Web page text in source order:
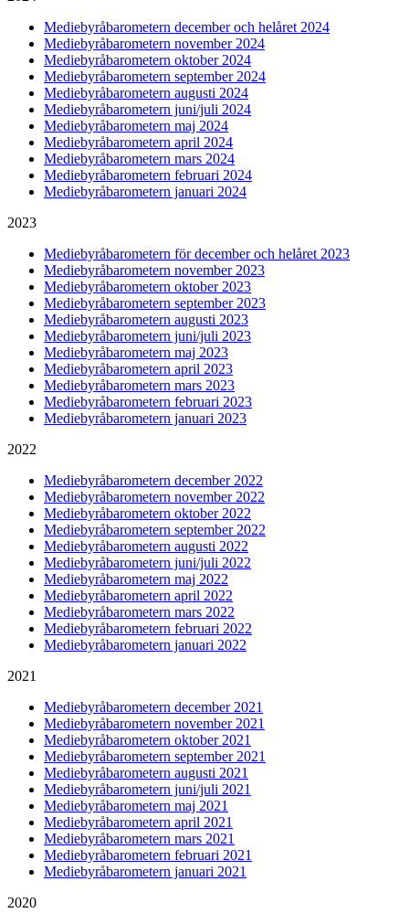
Mediebyråbarometern december och helåret 2024
Mediebyråbarometern november 2024
Mediebyråbarometern oktober 2024
Mediebyråbarometern september 2024
Mediebyråbarometern augusti 2024
Mediebyråbarometern juni/juli 2024
Mediebyråbarometern maj 2024
Mediebyråbarometern april 2024
Mediebyråbarometern mars 2024
Mediebyråbarometern februari 2024
Mediebyråbarometern januari 2024
2023
Mediebyråbarometern för december och helåret 2023
Mediebyråbarometern november 2023
Mediebyråbarometern oktober 2023
Mediebyråbarometern september 2023
Mediebyråbarometern augusti 2023
Mediebyråbarometern juni/juli 2023
Mediebyråbarometern maj 2023
Mediebyråbarometern april 2023
Mediebyråbarometern mars 2023
Mediebyråbarometern februari 2023
Mediebyråbarometern januari 2023
2022
Mediebyråbarometern december 2022
Mediebyråbarometern november 2022
Mediebyråbarometern oktober 2022
Mediebyråbarometern september 2022
Mediebyråbarometern augusti 2022
Mediebyråbarometern juni/juli 2022
Mediebyråbarometern maj 2022
Mediebyråbarometern april 2022
Mediebyråbarometern mars 2022
Mediebyråbarometern februari 2022
Mediebyråbarometern januari 2022
2021
Mediebyråbarometern december 2021
Mediebyråbarometern november 2021
Mediebyråbarometern oktober 2021
Mediebyråbarometern september 2021
Mediebyråbarometern augusti 2021
Mediebyråbarometern juni/juli 2021
Mediebyråbarometern maj 2021
Mediebyråbarometern april 2021
Mediebyråbarometern mars 2021
Mediebyråbarometern februari 2021
Mediebyråbarometern januari 2021
2020